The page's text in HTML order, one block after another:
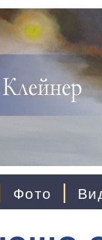
Фото |